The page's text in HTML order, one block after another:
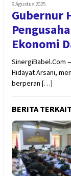
9 Agustus 2025
Gubernur
Ekonomi
SinergiBabel.Com
Hidayat Arsani,
berperan […]
BERITA TERKAIT